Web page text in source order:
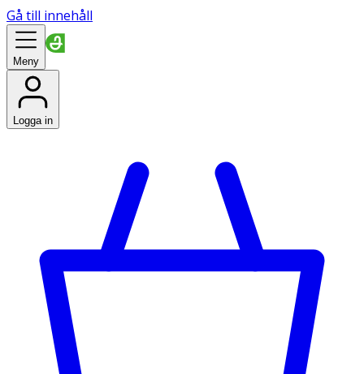
Gå till innehåll
Meny
Logga in